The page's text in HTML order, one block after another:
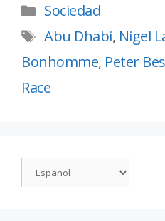
Sociedad
Abu Dhabi, Nigel
Bonhomme, Peter
Race